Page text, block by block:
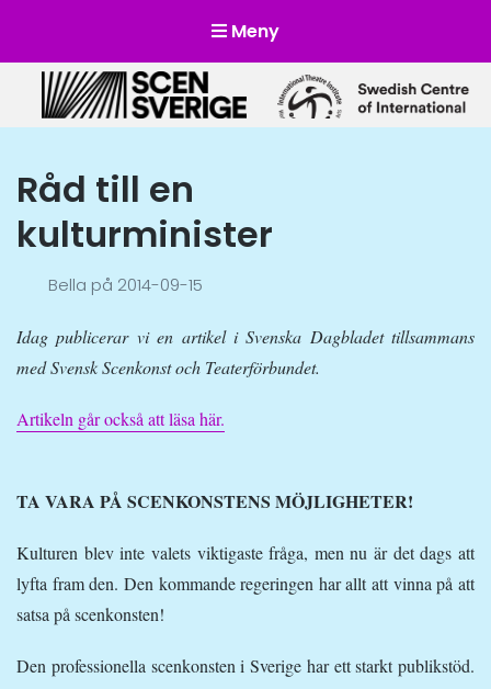
Meny
Scensverige
Mötesplats för svensk och internationell scenkonst
Råd till en
kulturminister
Bella på 2014-09-15
Idag publicerar vi en artikel i Svenska Dagbladet tillsammans
med Svensk Scenkonst och Teaterförbundet.
Artikeln går också att läsa här.
TA VARA PÅ SCENKONSTENS MÖJLIGHETER!
Kulturen blev inte valets viktigaste fråga, men nu är det dags att
lyfta fram den. Den kommande regeringen har allt att vinna på att
satsa på scenkonsten!
Den professionella scenkonsten i Sverige har ett starkt publikstöd.